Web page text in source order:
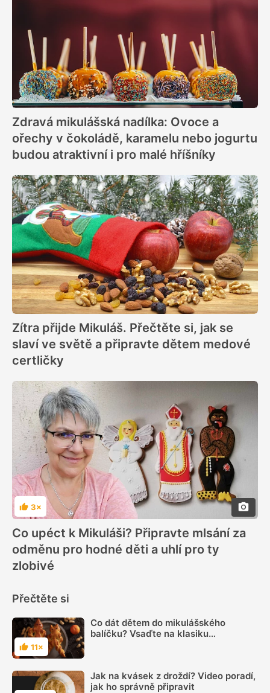
Zdravá mikulášská nadílka: Ovoce a
ořechy v čokoládě, karamelu nebo jogurtu
budou atraktivní i pro malé hříšníky
Zítra přijde Mikuláš. Přečtěte si, jak se
slaví ve světě a připravte dětem medové
certličky
Hodnocení
3×
Co upéct k Mikuláši? Připravte mlsání za
odměnu pro hodné děti a uhlí pro ty
zlobivé
Přečtěte si
Hodnocení
11×
Co dát dětem do mikulášského
balíčku? Vsaďte na klasiku
Jak na kvásek z droždí? Video poradí,
jak ho správně připravit